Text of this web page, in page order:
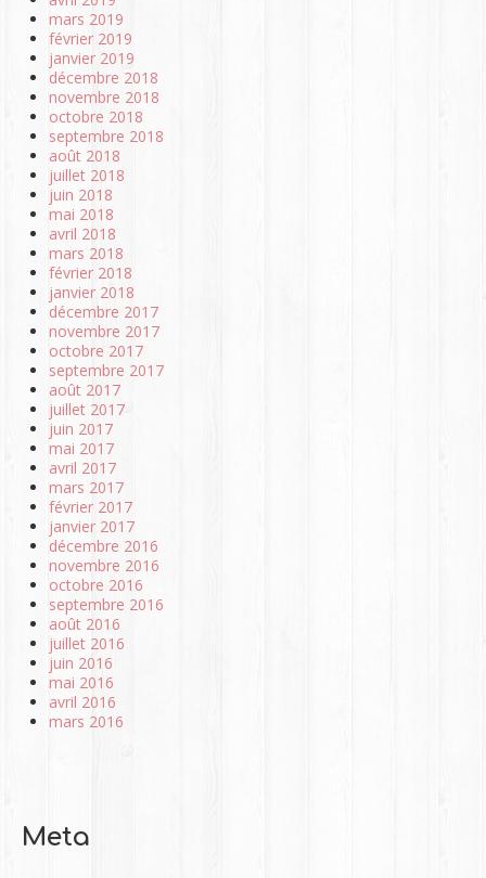
mars 2019
février 2019
janvier 2019
décembre 2018
novembre 2018
octobre 2018
septembre 2018
août 2018
juillet 2018
juin 2018
mai 2018
avril 2018
mars 2018
février 2018
janvier 2018
décembre 2017
novembre 2017
octobre 2017
septembre 2017
août 2017
juillet 2017
juin 2017
mai 2017
avril 2017
mars 2017
février 2017
janvier 2017
décembre 2016
novembre 2016
octobre 2016
septembre 2016
août 2016
juillet 2016
juin 2016
mai 2016
avril 2016
mars 2016
Meta